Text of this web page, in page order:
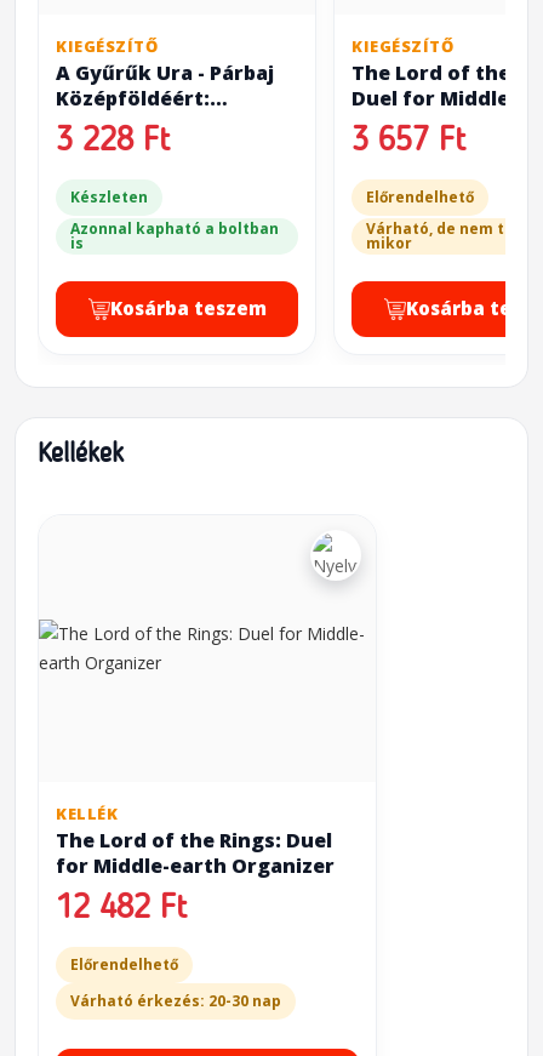
KIEGÉSZÍTŐ
A Gyűrűk Ura - Párbaj
Középföldéért:
Szövetségesek ( The
Lord of the Rings: Duel
Allies)
3 228 Ft
Készleten
Azonnal kapható a boltban
is
Kosárba teszem
KIEGÉSZÍTŐ
The Lord of the
Duel for Middle-
Allies
3 657 Ft
Előrendelhető
Várható, de nem
mikor
Kosárba
Kellékek
KELLÉK
The Lord of the Rings: Duel
for Middle-earth Organizer
12 482 Ft
Előrendelhető
Várható érkezés: 20-30 nap